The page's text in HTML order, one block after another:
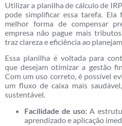
Utilizar a planilha de cálculo de
pode simplificar essa tarefa.
melhor forma de compensar
empresa não pague mais
traz clareza e eficiência ao
Essa planilha é voltada para
que desejam otimizar a gestão
Com um uso correto, é possível
um fluxo de caixa mais
sustentável.
Facilidade de uso: A
aprendizado e aplicação